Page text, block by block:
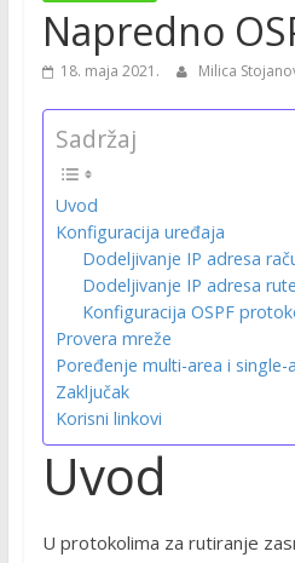
Napredno
18. maja 2021. Milica
Sadržaj
Uvod
Konfiguracija uređaja
Dodeljivanje IP adresa
Dodeljivanje IP adresa
Konfiguracija OSPF
Provera mreže
Poređenje multi-area i
Zaključak
Korisni linkovi
Uvod
U protokolima za rutiranje